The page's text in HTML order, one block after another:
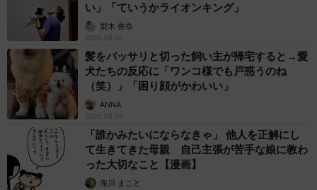
い」「ていうかライオンキング」
梨木 香奈
2026.08.06
髪をバッサリと切った飼い主が帰宅すると→愛
犬たちの反応に「ワンコ様でも戸惑うのね
（笑）」「困り顔がかわいい」
ANNA
2026.08.06
「誰かみたいにならなきゃ」 他人を正解にし
て生きてきた母親 自己主張が苦手な娘に教わ
った大切なこと【漫画】
海川 まこと